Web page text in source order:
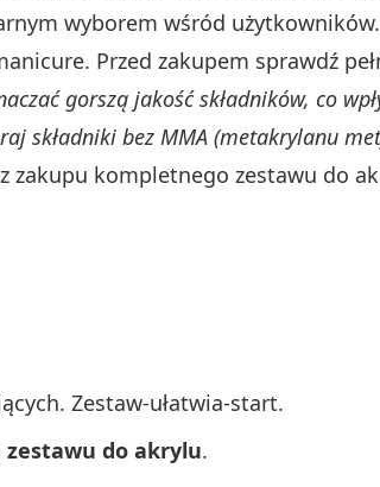
wyborem wśród
Przed zakupem sprawdź
gorszą jakość składników, co
składniki bez MMA (metakrylanu
zakupu kompletnego zestawu do
Zestaw-ułatwia-start.
zestawu do akrylu.